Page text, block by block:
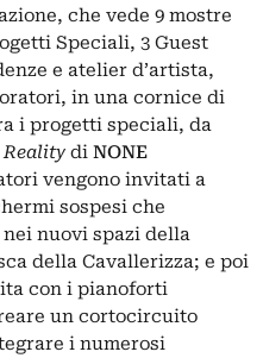
che vede 9 mostre
Speciali, 3 Guest
e atelier d’artista,
in una cornice di
i progetti speciali, da
Reality di NONE
vengono invitati a
sospesi che
nei nuovi spazi della
della Cavallerizza; e poi
con i pianoforti
un cortocircuito
i numerosi